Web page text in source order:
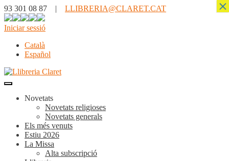
93 301 08 87 | LLIBRERIA@CLARET.CAT
Iniciar sessió
Català
Español
Novetats
Novetats religioses
Novetats generals
Els més venuts
Estiu 2026
La Missa
Alta subscripció
×